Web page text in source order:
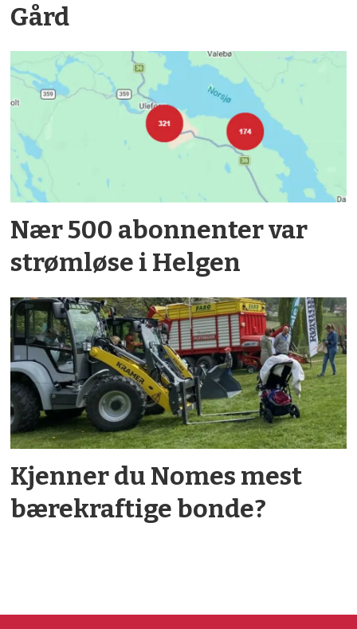
Gård
Nær 500 abonnenter var
strømløse i Helgen
Kjenner du Nomes mest
bærekraftige bonde?